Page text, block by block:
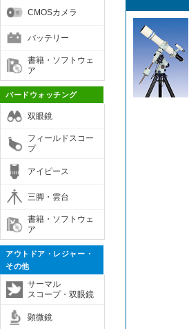
CMOSカメラ
バッテリー
書籍・ソフトウェ
ア
バードウォッチング
双眼鏡
フィールドスコー
プ
アイピース
三脚・雲台
書籍・ソフトウェ
ア
アウトドア・レジャー・
その他
サーマル
スコープ・双眼鏡
顕微鏡